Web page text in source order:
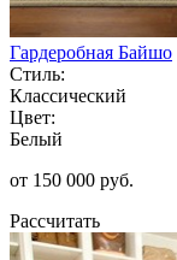
Гардеробная Байшо
Стиль:
Классический
Цвет:
Белый
от 150 000 руб.
Рассчитать